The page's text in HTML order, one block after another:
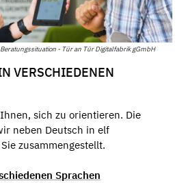
- Tür an Tür Digitalfabrik gGmbH
VERSCHIEDENEN
sich zu orientieren. Die
neben Deutsch in elf
zusammengestellt.
Sprachen